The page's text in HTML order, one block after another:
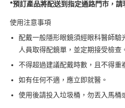
*預訂產品將配送到指定通路門市，請
使用注意事項
配戴一般隱形眼鏡須經眼科醫師驗
人員取得配鏡單，並定期接受檢查
不得超過建議配戴時數，且不得重
如有任何不適，應立即就醫。
使用後請投入垃圾桶，勿丟入馬桶